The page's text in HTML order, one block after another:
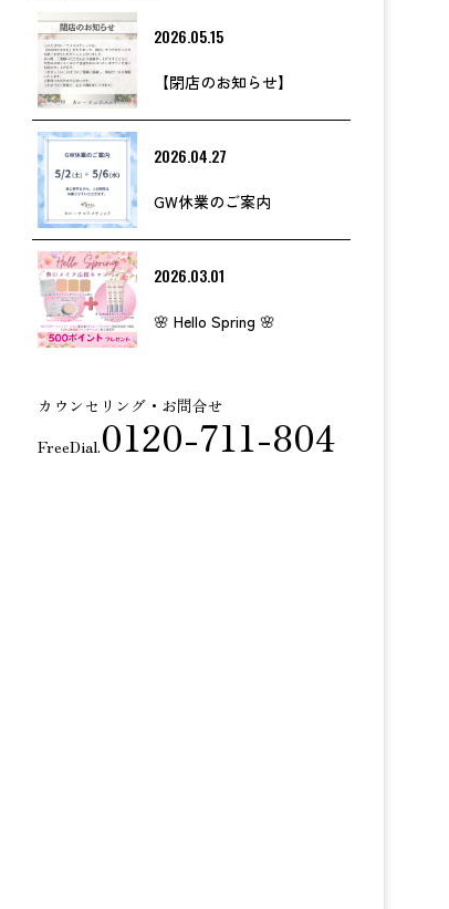
2026.05.15
【閉店のお知らせ】
2026.04.27
GW休業のご案内
2026.03.01
🌸 Hello Spring 🌸
カウンセリング・お問合せ
FreeDial.0120-711-804